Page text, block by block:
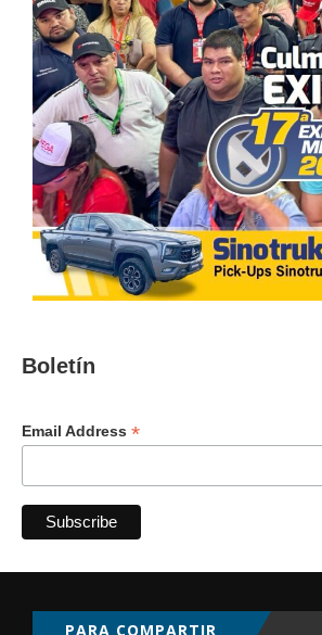
Boletín
Email Address *
PARA COMPARTIR